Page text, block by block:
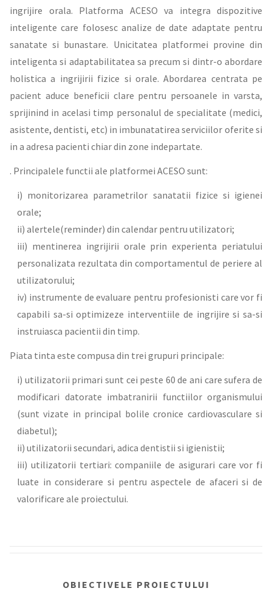
ingrijire orala. Platforma ACESO va integra dispozitive
inteligente care folosesc analize de date adaptate pentru
sanatate si bunastare. Unicitatea platformei provine din
inteligenta si adaptabilitatea sa precum si dintr-o abordare
holistica a ingrijirii fizice si orale. Abordarea centrata pe
pacient aduce beneficii clare pentru persoanele in varsta,
sprijinind in acelasi timp personalul de specialitate (medici,
asistente, dentisti, etc) in imbunatatirea serviciilor oferite si
in a adresa pacienti chiar din zone indepartate.
. Principalele functii ale platformei ACESO sunt:
i) monitorizarea parametrilor sanatatii fizice si igienei
orale;
ii) alertele(reminder) din calendar pentru utilizatori;
iii) mentinerea ingrijirii orale prin experienta periatului
personalizata rezultata din comportamentul de periere al
utilizatorului;
iv) instrumente de evaluare pentru profesionisti care vor fi
capabili sa-si optimizeze interventiile de ingrijire si sa-si
instruiasca pacientii din timp.
Piata tinta este compusa din trei grupuri principale:
i) utilizatorii primari sunt cei peste 60 de ani care sufera de
modificari datorate imbatranirii functiilor organismului
(sunt vizate in principal bolile cronice cardiovasculare si
diabetul);
ii) utilizatorii secundari, adica dentistii si igienistii;
iii) utilizatorii tertiari: companiile de asigurari care vor fi
luate in considerare si pentru aspectele de afaceri si de
valorificare ale proiectului.
OBIECTIVELE PROIECTULUI